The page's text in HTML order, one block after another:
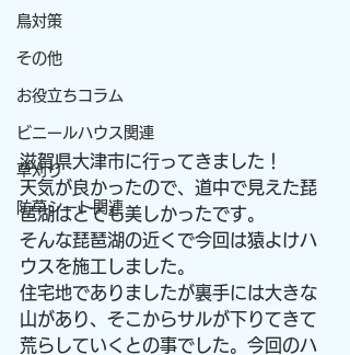
鳥対策
その他
お役立ちコラム
ビニールハウス関連
草刈り
防草シート関連
滋賀県大津市に行ってきました！
天気が良かったので、道中で見えた琵
琶湖はとても美しかったです。
そんな琵琶湖の近くで今回は猿よけハ
ウスを施工しました。
住宅地でありましたが裏手には大きな
山があり、そこからサルが下りてきて
荒らしていくとの事でした。今回のハ